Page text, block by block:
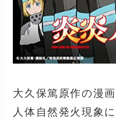
大久保篤原作の漫
人体自然発火現象